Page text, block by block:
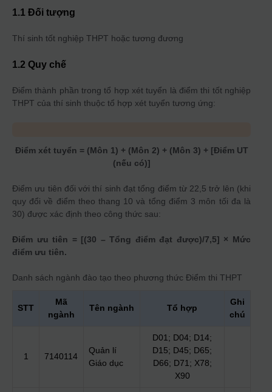
1.1 Đối tượng
Thí sinh tốt nghiệp THPT hoặc tương đương
1.2 Quy chế
Điểm thành phần trong tổ hợp xét tuyển là điểm thi tốt nghiệp
THPT của thí sinh thuộc tổ hợp xét tuyển tương ứng:
Điểm xét tuyển = (Môn 1) + (Môn 2) + (Môn 3) + [Điểm UT
(nếu có)]
Điểm ưu tiên đối với thí sinh đạt tổng điểm từ 22,5 trở lên (khi
quy đổi về điểm theo thang 10 và tổng điểm 3 môn tối đa là
30) được xác định theo công thức sau:
Điểm ưu tiên = [(30 – Tổng điểm đạt được)/7,5] × Mức
điểm ưu tiên.
Danh sách ngành đào tạo theo phương thức Điểm thi THPT
STT
Mã
ngành
Tên ngành Tổ hợp
Ghi
chú
1 7140114
Quản lí
Giáo dục
D01; D04; D14;
D15; D45; D65;
D66; D71; X78;
X90